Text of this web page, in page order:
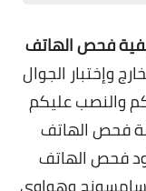
فحص الهاتف
وإختبار الجوال
والنصب عليكم
فحص الهاتف
فحص الهاتف